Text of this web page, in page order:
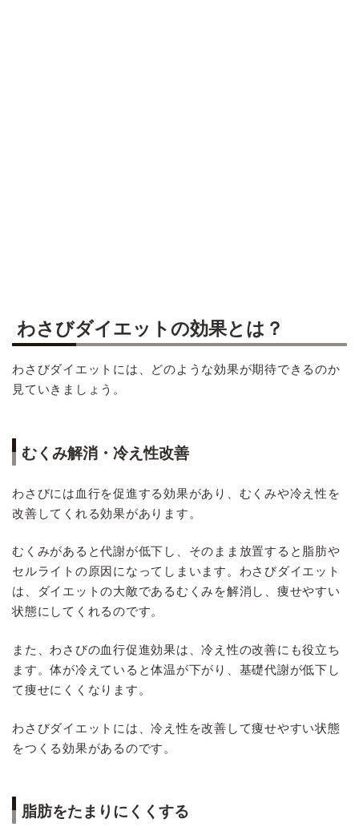
わさびダイエットの効果とは？
わさびダイエットには、どのような効果が期待できるのか
見ていきましょう。
むくみ解消・冷え性改善
わさびには血行を促進する効果があり、むくみや冷え性を
改善してくれる効果があります。
むくみがあると代謝が低下し、そのまま放置すると脂肪や
セルライトの原因になってしまいます。わさびダイエット
は、ダイエットの大敵であるむくみを解消し、痩せやすい
状態にしてくれるのです。
また、わさびの血行促進効果は、冷え性の改善にも役立ち
ます。体が冷えていると体温が下がり、基礎代謝が低下し
て痩せにくくなります。
わさびダイエットには、冷え性を改善して痩せやすい状態
をつくる効果があるのです。
脂肪をたまりにくくする